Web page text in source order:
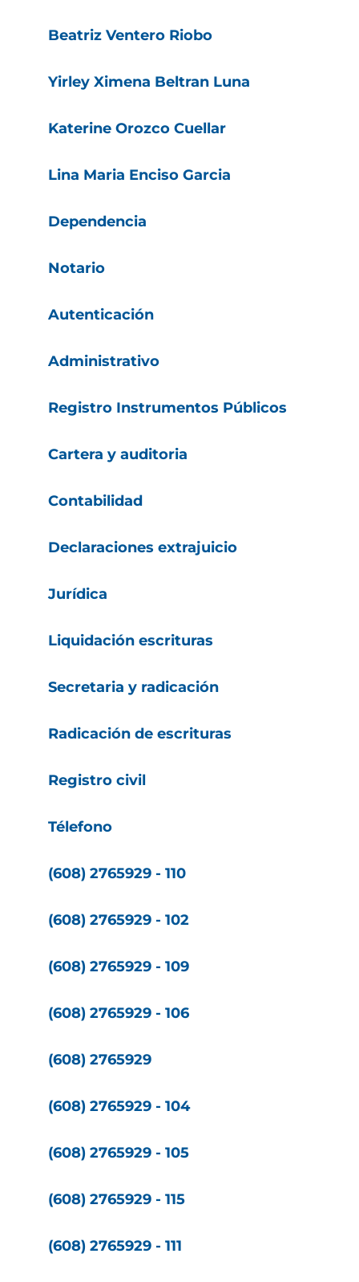
Beatriz Ventero Riobo
Yirley Ximena Beltran Luna
Katerine Orozco Cuellar
Lina Maria Enciso Garcia
Dependencia
Notario
Autenticación
Administrativo
Registro Instrumentos Públicos
Cartera y auditoria
Contabilidad
Declaraciones extrajuicio
Jurídica
Liquidación escrituras
Secretaria y radicación
Radicación de escrituras
Registro civil
Télefono
(608) 2765929 - 110
(608) 2765929 - 102
(608) 2765929 - 109
(608) 2765929 - 106
(608) 2765929
(608) 2765929 - 104
(608) 2765929 - 105
(608) 2765929 - 115
(608) 2765929 - 111